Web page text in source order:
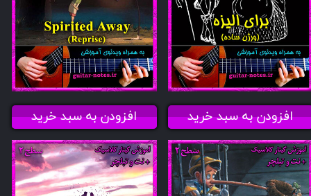
افزودن به سبد خرید افزودن به سبد خرید